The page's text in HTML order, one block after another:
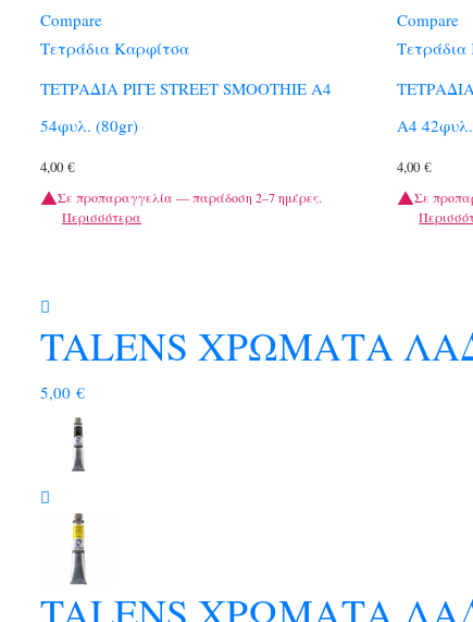
Compare
Τετράδια Καρφίτσα
ΤΕΤΡΑΔΙΑ ΡΙΓΕ STREET SMOOTHIE A4
54φυλ. (80gr)
4,00 €
Σε προπαραγγελία — παράδοση 2–7 ημέρες.
Περισσότερα
Compare
A4
4,00€
Σε
TALENS ΧΡΩΜΑΤΑ
5,00 €